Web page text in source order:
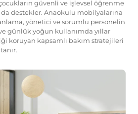
güvenli ve işlevsel öğrenme
destekler. Anaokulu mobilyalarına
yönetici ve sorumlu personelin
günlük yoğun kullanımda yıllar
koruyan kapsamlı bakım stratejileri